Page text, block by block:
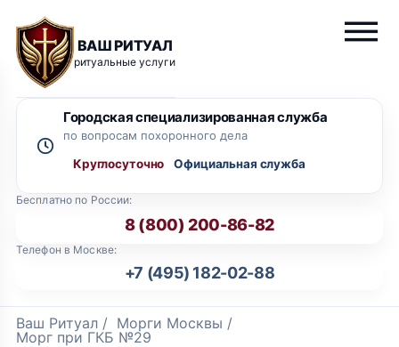
ВАШ РИТУАЛ
ритуальные услуги
Бесплатно по России:
8 (800) 200-86-82
Телефон в Москве:
+7 (495) 182-02-88
Городская специализированная служба
по вопросам похоронного дела
Круглосуточно
Ваш Ритуал / Морги Москвы /
Морг при ГКБ №29